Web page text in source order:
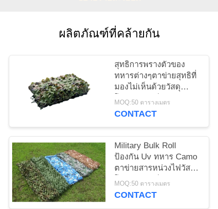
เว็บไซต์
PRIVACY
POLICY
ผลิตภัณฑ์ที่คล้ายกัน
สุทธิการพรางตัวของ
ทหารต่างๆตาข่ายสุทธิที่
มองไม่เห็นด้วยวัสดุ
โพลีเอสเตอร์
MOQ:50 ตารางเมตร
CONTACT
Military Bulk Roll
ป้องกัน Uv ทหาร Camo
ตาข่ายสารหน่วงไฟวัสดุ
โพลีเอสเตอร์
MOQ:50 ตารางเมตร
CONTACT